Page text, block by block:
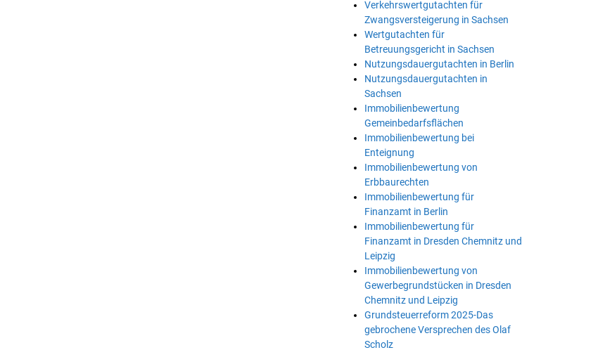
Verkehrswertgutachten für
Zwangsversteigerung in Sachsen
Wertgutachten für
Betreuungsgericht in Sachsen
Nutzungsdauergutachten in Berlin
Nutzungsdauergutachten in
Sachsen
Immobilienbewertung
Gemeinbedarfsflächen
Immobilienbewertung bei
Enteignung
Immobilienbewertung von
Erbbaurechten
Immobilienbewertung für
Finanzamt in Berlin
Immobilienbewertung für
Finanzamt in Dresden Chemnitz und
Leipzig
Immobilienbewertung von
Gewerbegrundstücken in Dresden
Chemnitz und Leipzig
Grundsteuerreform 2025-Das
gebrochene Versprechen des Olaf
Scholz